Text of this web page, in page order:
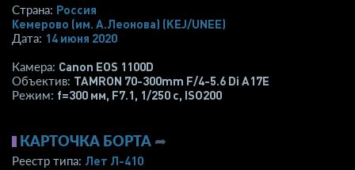
Страна: Россия
Кемерово (им. А.Леонова) (KEJ/UNEE)
Дата: 14 июня 2020
Камера: Canon EOS 1100D
Объектив: TAMRON 70-300mm F/4-5.6 Di A17E
Режим: f=300 мм, F7.1, 1/250 с, ISO200
КАРТОЧКА БОРТА ➦
Реестр типа: Лет Л-410